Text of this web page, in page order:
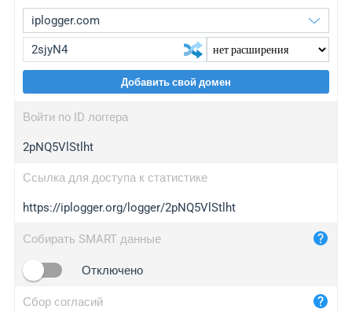
wl.gl
ed.tc
iplogger.com
maper.info
2no.co
yip.su
Добавить свой домен
Войти по ID логгера
2pNQ5VlStlht
Ссылка для доступа к статистике
https://iplogger.org/logger/2pNQ5VlStlht
Собирать SMART данные
Отключено
Сбор согласий